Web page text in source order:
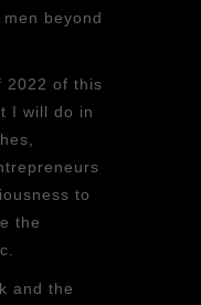
beyond
2022 of this
I will do in
to
the
and the